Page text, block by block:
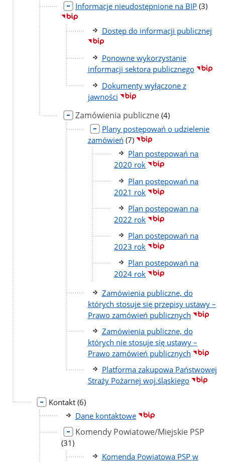
Informacje nieudostępnione na BIP liczba
(3)
Dostęp do informacji publicznej
Ponowne wykorzystanie
informacji sektora publicznego
Dokumenty wyłączone z
jawności
Zamówienia publiczne liczba
podstron
(4)
Plany postępowań o udzielenie
zamówień liczba
podstron
(7)
Plan postępowań na
2020 rok
Plan postępowań na
2021 rok
Plan postępowan na
2022 rok
Plan postępowań na
2023 rok
Plan postępowań na
2024 rok
Zamówienia publiczne, do
których stosuje się przepisy ustawy –
Prawo zamówień publicznych
Zamówienia publiczne, do
których nie stosuje się ustawy –
Prawo zamówień publicznych
Platforma zakupowa Państwowej
Straży Pożarnej woj.śląskiego
Kontakt liczba
podstron
(6)
Dane kontaktowe
Komendy Powiatowe/Miejskie PSP
(31)
Komenda Powiatowa PSP w